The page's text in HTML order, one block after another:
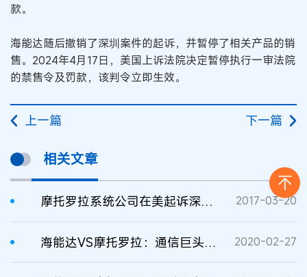
款。
海能达随后撤销了深圳案件的起诉，并暂停了相关产品的销
售。2024年4月17日，美国上诉法院决定暂停执行一审法院
的禁售令及罚款，该判令立即生效。
上一篇 下一篇
相关文章
摩托罗拉系统公司在美起诉深圳海能达侵犯专利权及商业秘密 2017-03-20
海能达VS摩托罗拉：通信巨头相争，知识产权角力 2020-02-27